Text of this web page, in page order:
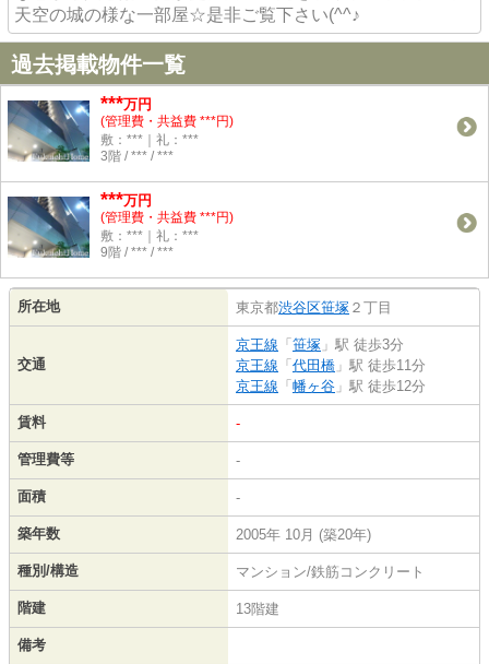
天空の城の様な一部屋☆是非ご覧下さい(^^♪
過去掲載物件一覧
***万円
(管理費・共益費 ***円)
敷：***｜礼：***
3階 / *** / ***
***万円
(管理費・共益費 ***円)
敷：***｜礼：***
9階 / *** / ***
所在地 東京都渋谷区笹塚 ２丁目
交通
京王線 「 笹塚 」駅 徒歩3分
京王線 「 代田橋 」駅 徒歩11分
京王線 「 幡ヶ谷 」駅 徒歩12分
賃料 -
管理費等 -
面積 -
築年数 2005年 10月 (築20年)
種別/構造 マンション/鉄筋コンクリート
階建 13階建
備考